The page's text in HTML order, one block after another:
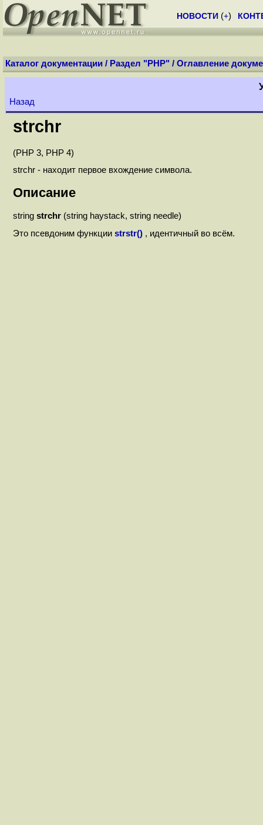
НОВОСТИ (+)
Каталог документации / Раздел "PHP" / Оглавление
Назад
strchr
(PHP 3, PHP 4)
strchr - находит первое вхождение символа.
Описание
string strchr (string haystack, string needle)
Это псевдоним функции strstr() , идентичный во всём.